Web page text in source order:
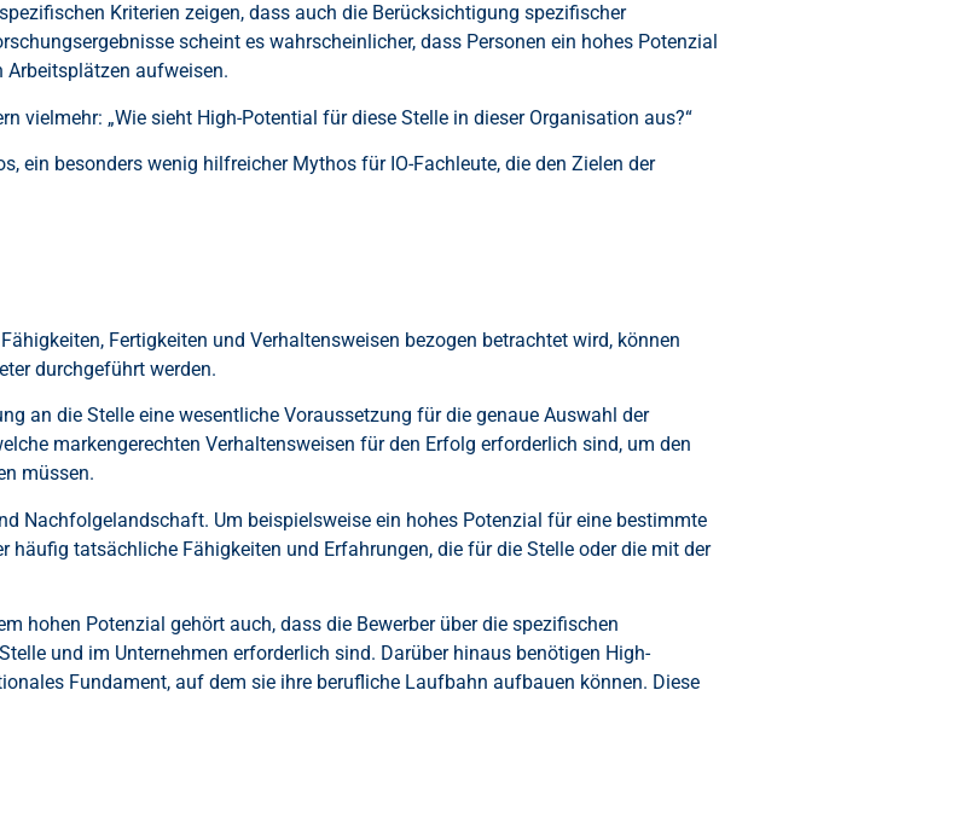
Kriterien zeigen, dass auch die Berücksichtigung spezifischer
scheint es wahrscheinlicher, dass Personen ein hohes Potenzial
Arbeitsplätzen aufweisen.
vielmehr: „Wie sieht High-Potential für diese Stelle in dieser Organisation aus?“
ein besonders wenig hilfreicher Mythos für IO-Fachleute, die den Zielen der
Fertigkeiten und Verhaltensweisen bezogen betrachtet wird, können
durchgeführt werden.
an die Stelle eine wesentliche Voraussetzung für die genaue Auswahl der
markengerechten Verhaltensweisen für den Erfolg erforderlich sind, um den
müssen.
Nachfolgelandschaft. Um beispielsweise ein hohes Potenzial für eine bestimmte
tatsächliche Fähigkeiten und Erfahrungen, die für die Stelle oder die mit der
hohen Potenzial gehört auch, dass die Bewerber über die spezifischen
und im Unternehmen erforderlich sind. Darüber hinaus benötigen High-
Fundament, auf dem sie ihre berufliche Laufbahn aufbauen können. Diese